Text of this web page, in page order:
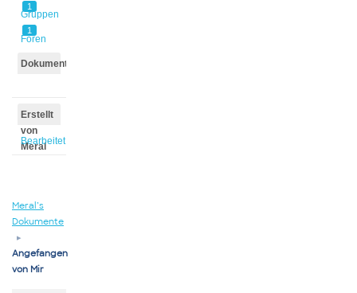
1
Gruppen
1
Foren
Dokumente
Erstellt
von
Meral
Bearbeitet
Meral’s
Dokumente
▸
Angefangen
von Mir